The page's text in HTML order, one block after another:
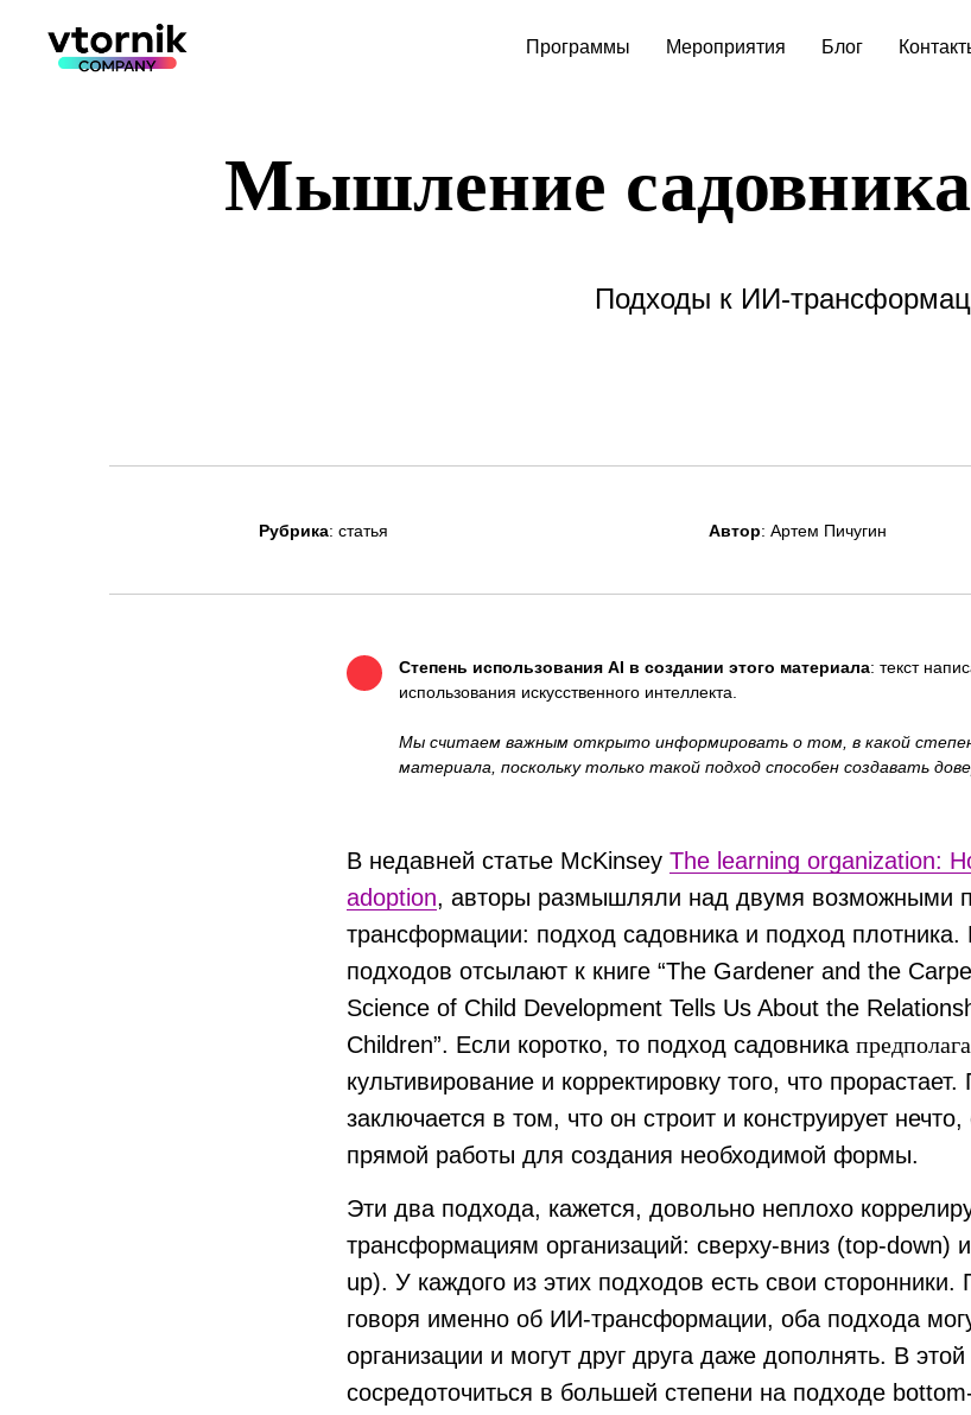
Программы Мероприятия Блог
Мышление
Подходы к ИИ-
Рубрика: статья Автор: Артем Пичугин
Степень использования AI в создании этого материала: текст
использования искусственного интеллекта.
Мы считаем важным открыто информировать о том, в какой
материала, поскольку только такой подход способен создавать
В недавней статье McKinsey The learning organization:
adoption, авторы размышляли над двумя возможными
трансформации: подход садовника и подход плотника.
подходов отсылают к книге “The Gardener and the
Science of Child Development Tells Us About the
Children”. Если коротко, то подход садовника
культивирование и корректировку того, что
заключается в том, что он строит и конструирует
прямой работы для создания необходимой формы.
Эти два подхода, кажется, довольно неплохо
трансформациям организаций: сверху-вниз (top-down)
up). У каждого из этих подходов есть свои сторонники.
говоря именно об ИИ-трансформации, оба подхода
организации и могут друг друга даже дополнять. В этой
сосредоточиться в большей степени на подходе